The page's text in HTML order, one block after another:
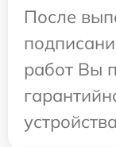
После
работ Вы